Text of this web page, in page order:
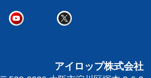
アイロップ株式会社